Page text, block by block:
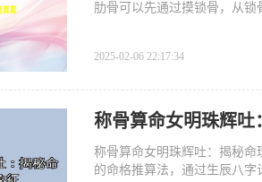
肋骨可以先通过摸锁骨，从
2025-02-06 22:17:34
称骨算命女明珠辉
称骨算命女明珠辉吐：揭秘
的命格推算法，通过生辰八